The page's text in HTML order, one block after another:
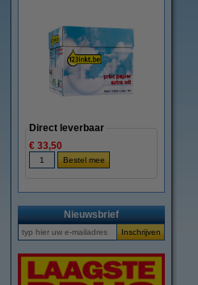
Direct leverbaar
€ 33,50
Nieuwsbrief